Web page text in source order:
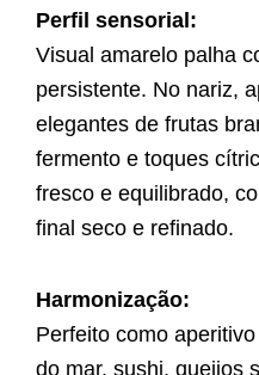
Perfil sensorial:
Visual amarelo palha
persistente. No nariz,
elegantes de frutas
fermento e toques
fresco e equilibrado,
final seco e refinado.
Harmonização:
Perfeito como
do mar, sushi, queijos